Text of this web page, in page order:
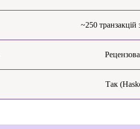
~250 транзакцій
Так